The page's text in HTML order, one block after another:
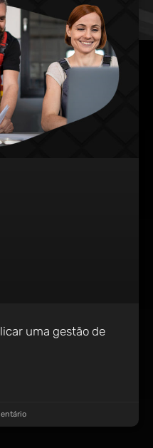
uma gestão de